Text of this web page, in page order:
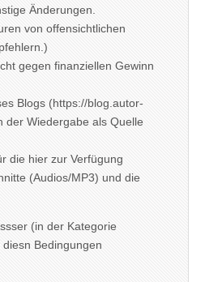
Änderungen.
von offensichtlichen
gegen finanziellen Gewinn
Blogs (https://blog.autor-
der Wiedergabe als Quelle
die hier zur Verfügung
(Audios/MP3) und die
(in der Kategorie
diesn Bedingungen